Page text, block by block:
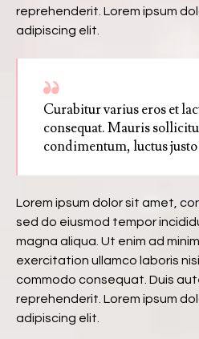
reprehenderit. Lorem ipsum
adipiscing elit.
Curabitur varius eros et
consequat. Mauris
condimentum, luctus
Lorem ipsum dolor sit amet,
sed do eiusmod tempor
magna aliqua. Ut enim ad
exercitation ullamco laboris
commodo consequat. Duis
reprehenderit. Lorem ipsum
adipiscing elit.